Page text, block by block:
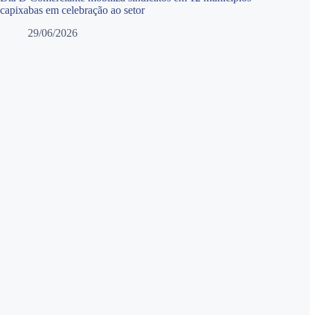
capixabas em celebração ao setor
29/06/2026